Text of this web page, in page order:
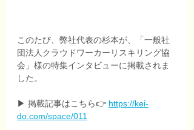
このたび、弊社代表の杉本が、「一般社
団法人クラウドワーカーリスキリング協
会」様の特集インタビューに掲載されま
した。
▶ 掲載記事はこちら👉 https://kei-
do.com/space/011